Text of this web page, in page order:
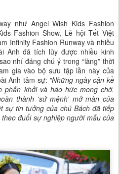
như Angel Wish Kids Fashion
Fashion Show, Lễ hội Tết Việt
Infinity Fashion Runway và nhiều
Anh đã tích lũy được nhiều kinh
nhí đáng chú ý trong “làng” thời
gia vào bộ sưu tập lần này của
Anh tâm sự: "Những ngày cận kề
phấn khởi và háo hức mong chờ.
thành 'sứ mệnh' mở màn của
sự tin tưởng của chú Bách đã tiếp
đuổi sự nghiệp người mẫu của